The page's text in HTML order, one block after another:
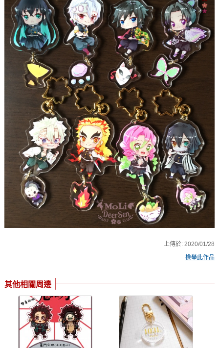
上傳於: 2020/01/28
檢舉此作品
其他相關周邊